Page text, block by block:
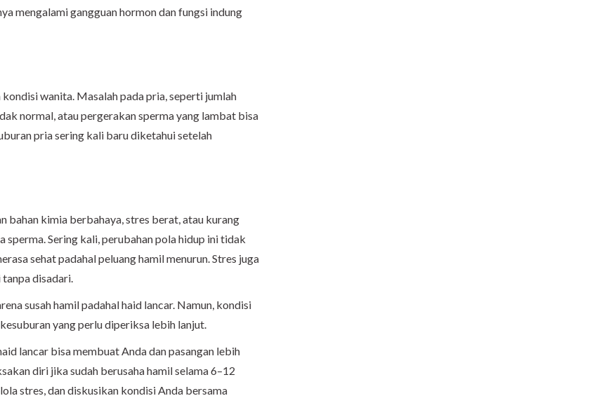
mengalami gangguan hormon dan fungsi indung
wanita. Masalah pada pria, seperti jumlah
normal, atau pergerakan sperma yang lambat bisa
pria sering kali baru diketahui setelah
bahan kimia berbahaya, stres berat, atau kurang
Sering kali, perubahan pola hidup ini tidak
sehat padahal peluang hamil menurun. Stres juga
disadari.
susah hamil padahal haid lancar. Namun, kondisi
yang perlu diperiksa lebih lanjut.
lancar bisa membuat Anda dan pasangan lebih
diri jika sudah berusaha hamil selama 6–12
stres, dan diskusikan kondisi Anda bersama